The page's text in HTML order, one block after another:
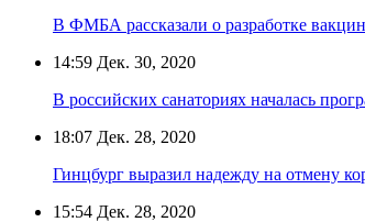
В ФМБА рассказали о разработке
14:59 Дек. 30, 2020
В российских санаториях началась
18:07 Дек. 28, 2020
Гинцбург выразил надежду на отмену
15:54 Дек. 28, 2020